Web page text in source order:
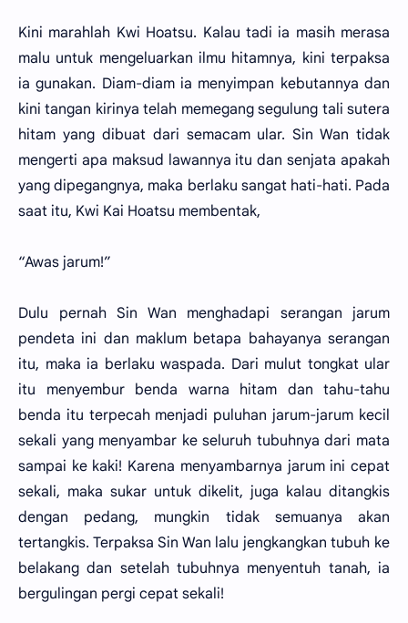
Kini marahlah Kwi Hoatsu. Kalau tadi ia masih merasa
malu untuk mengeluarkan ilmu hitamnya, kini terpaksa
ia gunakan. Diam-diam ia menyimpan kebutannya dan
kini tangan kirinya telah memegang segulung tali sutera
hitam yang dibuat dari semacam ular. Sin Wan tidak
mengerti apa maksud lawannya itu dan senjata apakah
yang dipegangnya, maka berlaku sangat hati-hati. Pada
saat itu, Kwi Kai Hoatsu membentak,
“Awas jarum!”
Dulu pernah Sin Wan menghadapi serangan jarum
pendeta ini dan maklum betapa bahayanya serangan
itu, maka ia berlaku waspada. Dari mulut tongkat ular
itu menyembur benda warna hitam dan tahu-tahu
benda itu terpecah menjadi puluhan jarum-jarum kecil
sekali yang menyambar ke seluruh tubuhnya dari mata
sampai ke kaki! Karena menyambarnya jarum ini cepat
sekali, maka sukar untuk dikelit, juga kalau ditangkis
dengan pedang, mungkin tidak semuanya akan
tertangkis. Terpaksa Sin Wan lalu jengkangkan tubuh ke
belakang dan setelah tubuhnya menyentuh tanah, ia
bergulingan pergi cepat sekali!